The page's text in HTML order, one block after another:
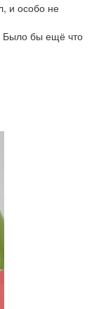
и особо не
Было бы ещё что